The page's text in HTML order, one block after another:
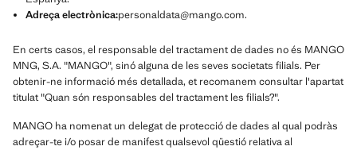
Adreça electrònica:personaldata@mango.com.
En certs casos, el responsable del tractament de dades no és MANGO
MNG, S.A. "MANGO", sinó alguna de les seves societats filials. Per
obtenir-ne informació més detallada, et recomanem consultar l'apartat
titulat "Quan són responsables del tractament les filials?".
MANGO ha nomenat un delegat de protecció de dades al qual podràs
adreçar-te i/o posar de manifest qualsevol qüestió relativa al